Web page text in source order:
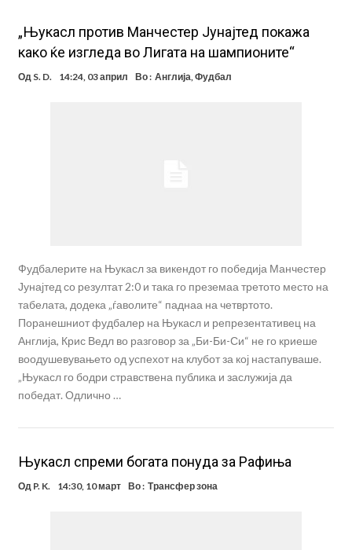
„Њукасл против Манчестер Јунајтед покажа
како ќе изгледа во Лигата на шампионите“
Од S. D. 14:24, 03 април Во : Англија Фудбал
Фудбалерите на Њукасл за викендот го победија Манчестер
Јунајтед со резултат 2:0 и така го преземаа третото место на
табелата, додека „ѓаволите“ паднаа на четвртото.
Поранешниот фудбалер на Њукасл и репрезентативец на
Англија, Крис Ведл во разговор за „Би-Би-Си“ не го криеше
воодушевувањето од успехот на клубот за кој настапуваше.
„Њукасл го бодри стравствена публика и заслужија да
победат. Одлично …
Њукасл спреми богата понуда за Рафиња
Од P. K. 14:30, 10 март Во : Трансфер зона